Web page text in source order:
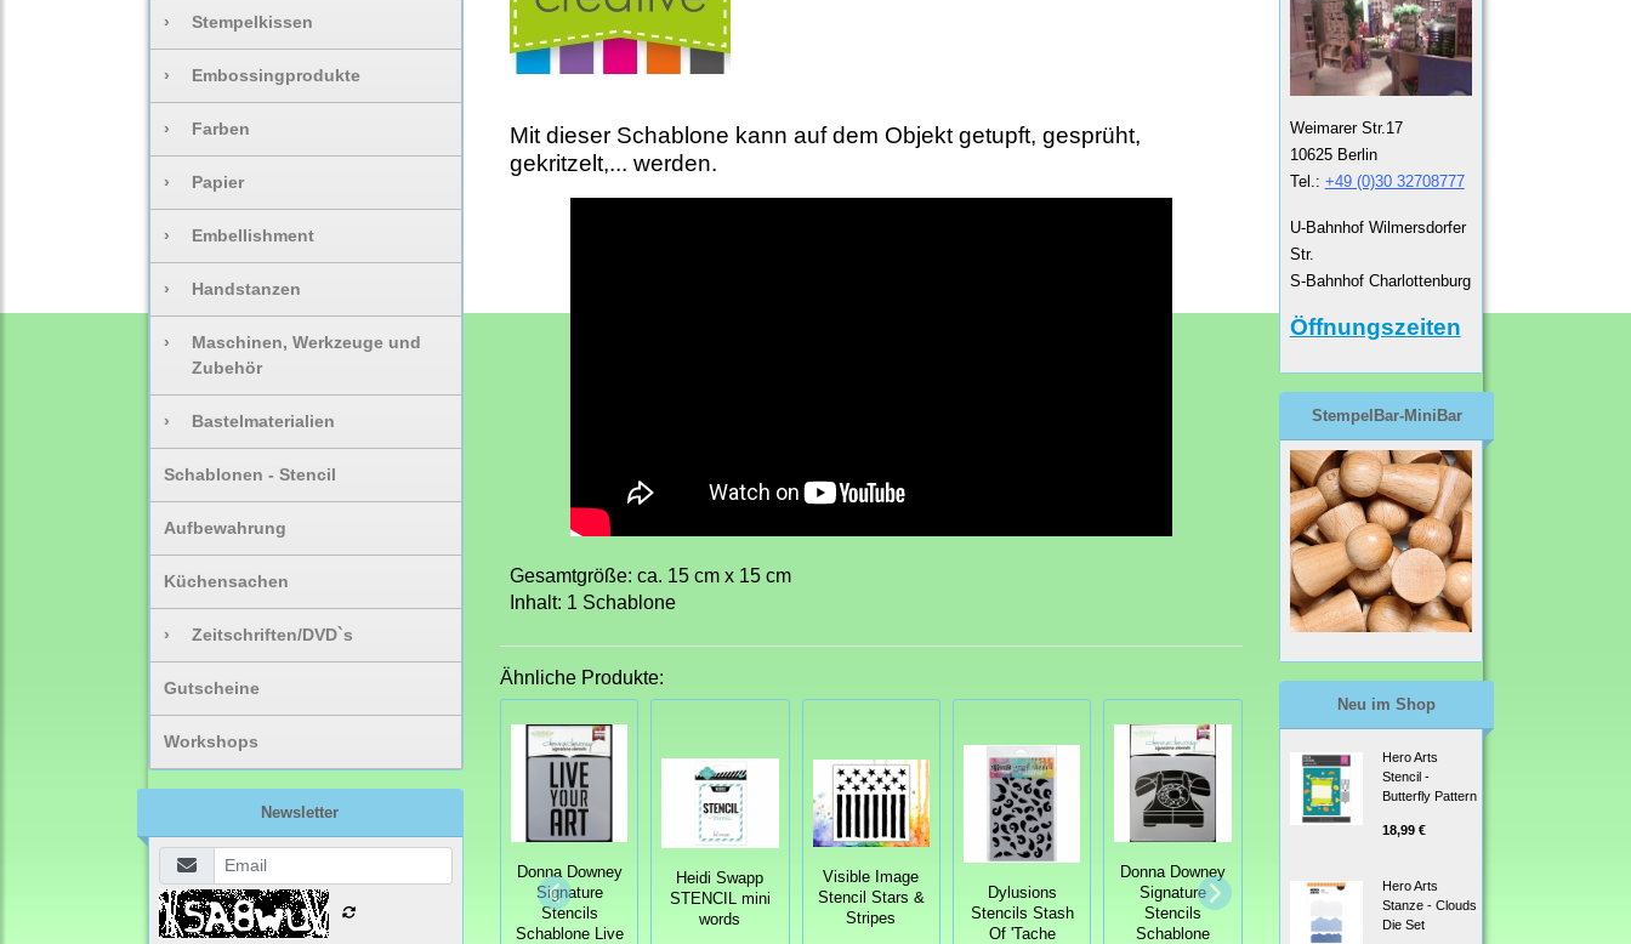
› Stempelkissen
› Embossingprodukte
› Farben
› Papier
› Embellishment
› Handstanzen
›
Maschinen, Werkzeuge und
Zubehör
› Bastelmaterialien
Schablonen - Stencil
Aufbewahrung
Küchensachen
› Zeitschriften/DVD`s
Gutscheine
Workshops
Newsletter
Mit dieser Schablone kann auf dem Objekt getupft, gesprüht,
gekritzelt,... werden.
Gesamtgröße: ca. 15 cm x 15 cm
Inhalt: 1 Schablone
Ähnliche Produkte:
Donna Downey
Signature
Stencils
Schablone Live
Heidi Swapp
STENCIL mini
words
Visible Image
Stencil Stars &
Stripes
Dylusions
Stencils Stash
Of 'Tache
Donna Downey
Signature
Stencils
Schablone
Signature
Schablone Live
Lawn Fawn
Stencil -
Weimarer Str.17
10625 Berlin
Tel.: +49 (0)30 32708777
U-Bahnhof Wilmersdorfer
Str.
S-Bahnhof Charlottenburg
Öffnungszeiten
StempelBar-MiniBar
Neu im Shop
Hero Arts
Stencil -
Butterfly Pattern
18,99 €
Hero Arts
Stanze - Clouds
Die Set